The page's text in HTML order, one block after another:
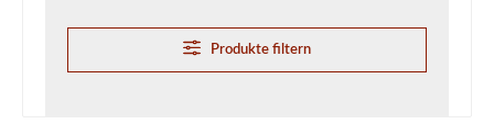
Produkte filtern